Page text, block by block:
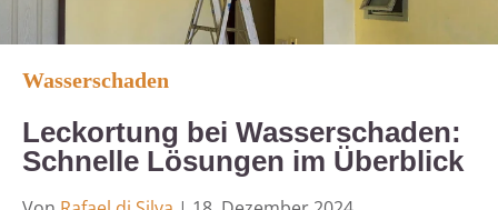
Wasserschaden
Leckortung bei Wasserschaden:
Schnelle Lösungen im Überblick